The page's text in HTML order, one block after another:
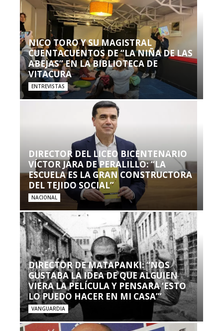
NICO TORO Y SU MAGISTRAL
CUENTACUENTOS DE “LA NIÑA DE LAS
ABEJAS” EN LA BIBLIOTECA DE
VITACURA
ENTREVISTAS
DIRECTOR DEL LICEO BICENTENARIO
VÍCTOR JARA DE PERALILLO: “LA
ESCUELA ES LA GRAN CONSTRUCTORA
DEL TEJIDO SOCIAL”
NACIONAL
DIRECTOR DE MATAPANKI: “NOS
GUSTABA LA IDEA DE QUE ALGUIEN
VIERA LA PELÍCULA Y PENSARA ‘ESTO
LO PUEDO HACER EN MI CASA’”
VANGUARDIA